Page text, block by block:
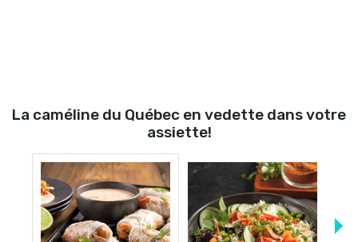
La caméline du Québec en vedette dans votre
assiette!